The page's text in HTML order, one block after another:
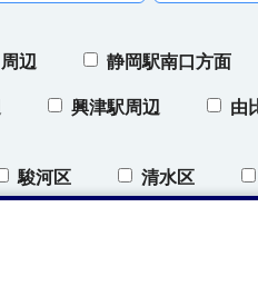
辺 静岡駅南口方面
興津駅周辺 由
駿河区 清水区